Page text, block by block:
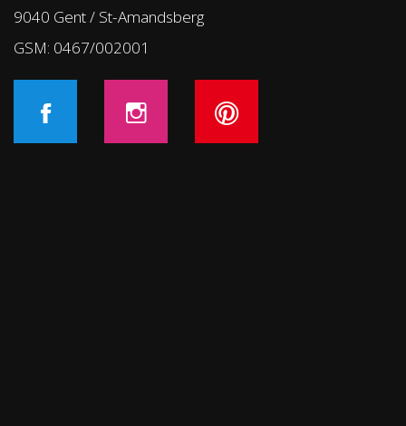
9040 Gent / St-Amandsberg
GSM: 0467/002001